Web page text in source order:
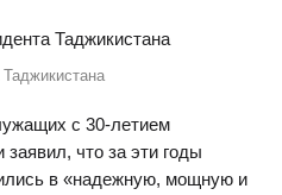
с 30-летием
заявил, что за эти годы
в «надежную, мощную и